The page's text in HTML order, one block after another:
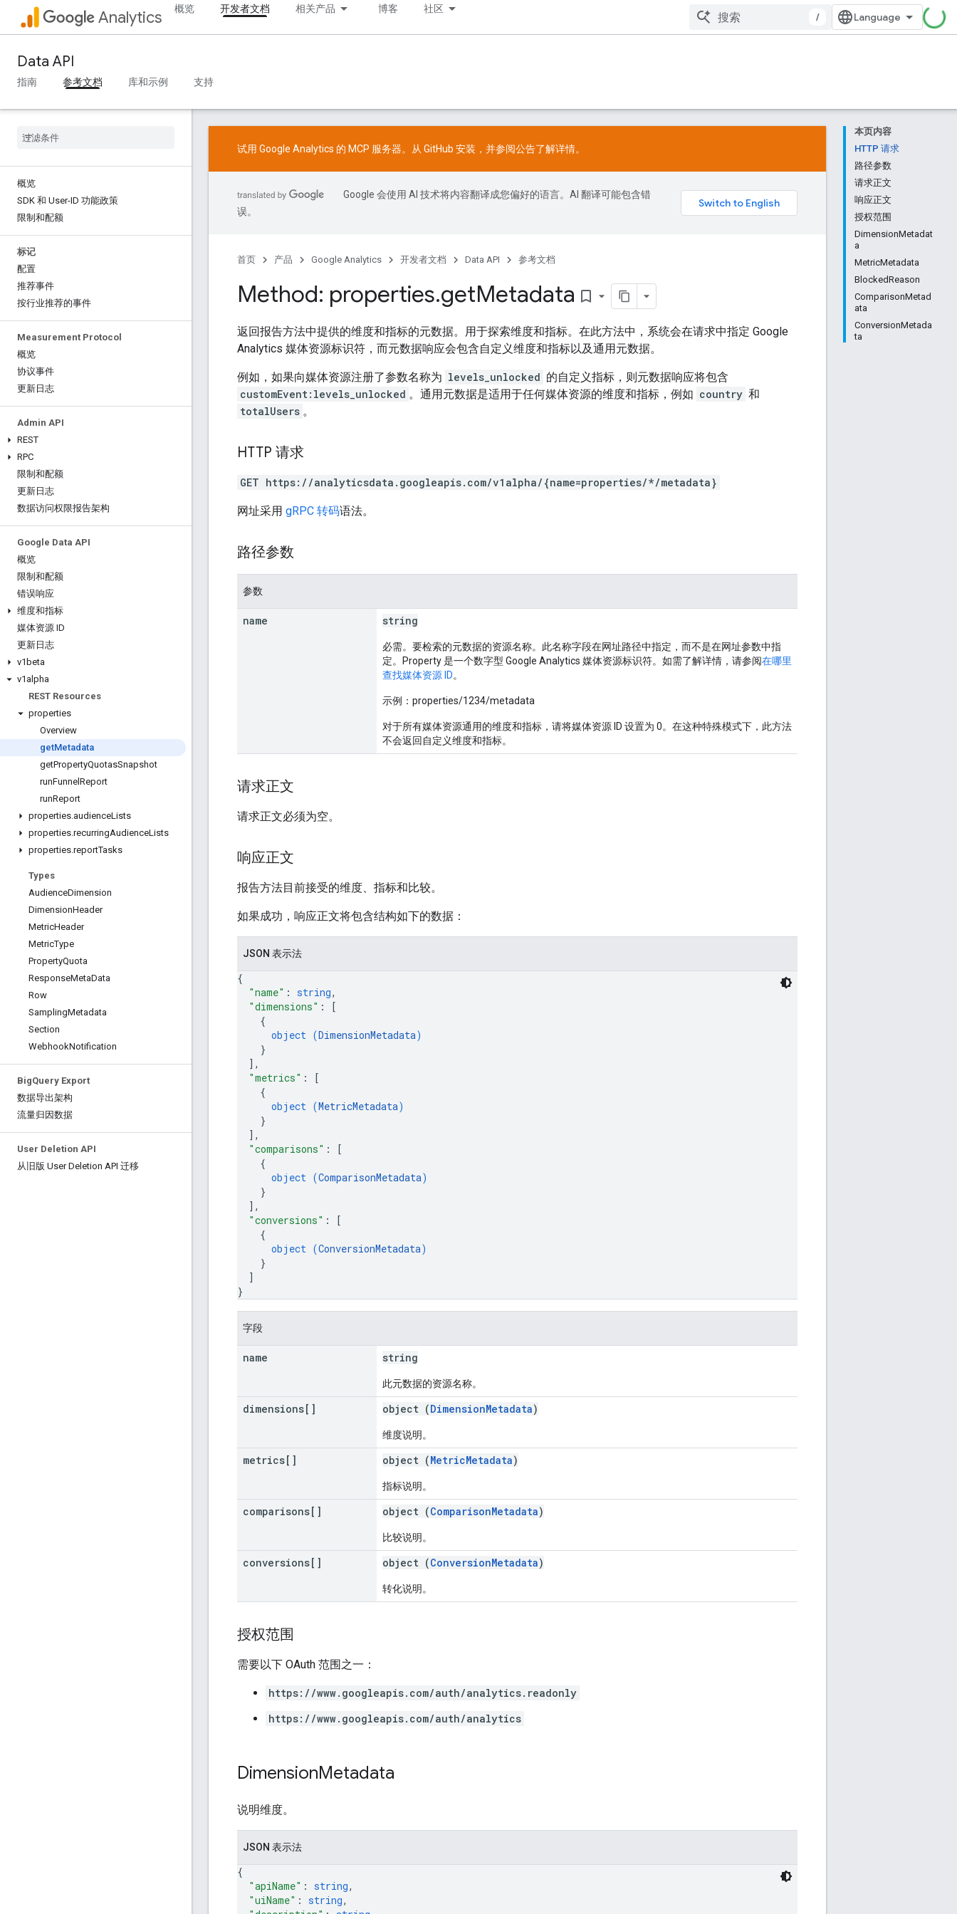
Analytics 概览 开发者文档 相关产品 博客 社区
/
Data API
指南 参考文档 库和示例 支持
概览
SDK 和 User-ID 功能政策
限制和配额
标记
配置
推荐事件
按行业推荐的事件
Measurement Protocol
概览
协议事件
更新日志
Admin API
REST
RPC
限制和配额
更新日志
数据访问权限报告架构
Google Data API
概览
限制和配额
错误响应
维度和指标
媒体资源 ID
更新日志
v1beta
v1alpha
REST Resources
properties
Overview
getMetadata
getPropertyQuotasSnapshot
runFunnel Report
runReport
properties.audienceLists
properties.recurringAudienceLists
properties.reportTasks
Types
AudienceDimension
DimensionHeader
MetricHeader
MetricType
PropertyQuota
ResponseMetaData
Row
SamplingMetadata
Section
WebhookNotification
BigQuery Export
数据导出架构
流量归因数据
User Deletion API
从旧版 User Deletion API 迁移
本页内容
HTTP 请求
路径参数
请求正文
响应正文
授权范围
DimensionMetadat
a
MetricMetadata
BlockedReason
ComparisonMetad
ata
ConversionMetada
ta
试用 Google Analytics 的 MCP 服务器。从 GitHub 安装，并参阅公告了解详情。
Google 会使用 AI 技术将内容翻译成您偏好的语言。AI 翻译可能包含错
误。
首页 产品 Google Analytics 开发者文档 Data API 参考文档
Method: properties.getMetadata bookmark_border
返回报告方法中提供的维度和指标的元数据。用于探索维度和指标。在此方法中，系统会在请求中指定 Google
Analytics 媒体资源标识符，而元数据响应会包含自定义维度和指标以及通用元数据。
例如，如果向媒体资源注册了参数名称为 levels_unlocked 的自定义指标，则元数据响应将包含
customEvent:levels_unlocked 。通用元数据是适用于任何媒体资源的维度和指标，例如 country 和
totalUsers 。
HTTP 请求
GET https://analyticsdata.googleapis.com/v1alpha/{name=properties/*/metadata}
网址采用 gRPC 转码语法。
路径参数
参数
name string
必需。要检索的元数据的资源名称。此名称字段在网址路径中指定，而不是在网址参数中指
定。Property 是一个数字型 Google Analytics 媒体资源标识符。如需了解详情，请参阅在哪里
查找媒体资源 ID。
示例：properties/1234/metadata
对于所有媒体资源通用的维度和指标，请将媒体资源 ID 设置为 0。在这种特殊模式下，此方法
不会返回自定义维度和指标。
请求正文
请求正文必须为空。
响应正文
报告方法目前接受的维度、指标和比较。
如果成功，响应正文将包含结构如下的数据：
JSON 表示法
{
"name" : string,
"dimensions" :
[
{
object (DimensionMetadata)
}
] ,
"metrics" :
[
{
object (MetricMetadata)
}
] ,
"comparisons" :
[
{
object (ComparisonMetadata)
}
] ,
"conversions" :
[
{
object (ConversionMetadata)
}
]
}
字段
name string
此元数据的资源名称。
dimensions[] object (DimensionMetadata)
维度说明。
metrics[] object (MetricMetadata)
指标说明。
comparisons[] object (ComparisonMetadata)
比较说明。
conversions[] object (ConversionMetadata)
转化说明。
授权范围
需要以下 OAuth 范围之一：
https://www.googleapis.com/auth/analytics.readonly
https://www.googleapis.com/auth/analytics
DimensionMetadata
说明维度。
JSON 表示法
{
"apiName" : string,
"uiName" : string,